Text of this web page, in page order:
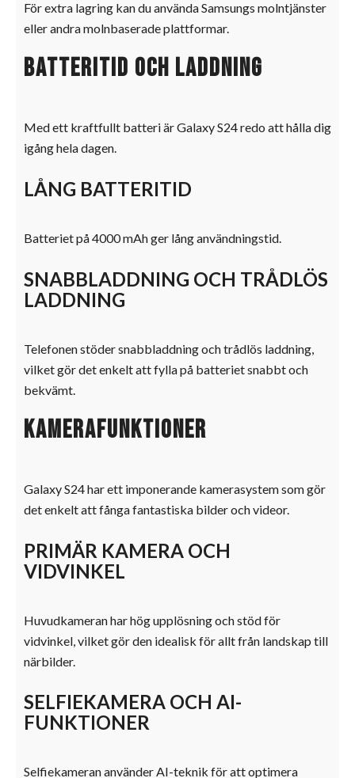
För extra lagring kan du använda Samsungs molntjänster
eller andra molnbaserade plattformar.
Batteritid och laddning
Med ett kraftfullt batteri är Galaxy S24 redo att hålla dig
igång hela dagen.
LÅNG BATTERITID
Batteriet på 4000 mAh ger lång användningstid.
SNABBLADDNING OCH TRÅDLÖS
LADDNING
Telefonen stöder snabbladdning och trådlös laddning,
vilket gör det enkelt att fylla på batteriet snabbt och
bekvämt.
Kamerafunktioner
Galaxy S24 har ett imponerande kamerasystem som gör
det enkelt att fånga fantastiska bilder och videor.
PRIMÄR KAMERA OCH
VIDVINKEL
Huvudkameran har hög upplösning och stöd för
vidvinkel, vilket gör den idealisk för allt från landskap till
närbilder.
SELFIEKAMERA OCH AI-
FUNKTIONER
Selfiekameran använder AI-teknik för att optimera